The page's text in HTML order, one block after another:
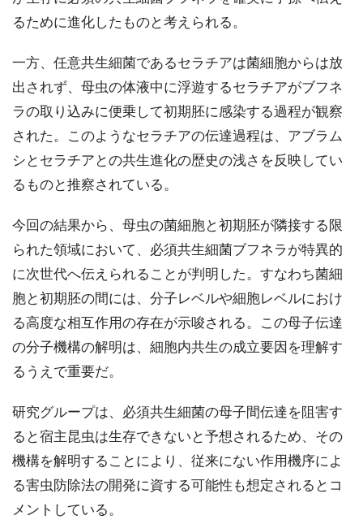
るために進化したものと考えられる。
一方、任意共生細菌であるセラチアは菌細胞からは放
出されず、母虫の体液中に浮遊するセラチアがブフネ
ラの取り込みに便乗して初期胚に感染する過程が観察
された。このようなセラチアの伝達過程は、アブラム
シとセラチアとの共生進化の歴史の浅さを反映してい
るものと推察されている。
今回の結果から、母虫の菌細胞と初期胚が隣接する限
られた領域において、必須共生細菌ブフネラが特異的
に次世代へ伝えられることが判明した。すなわち菌細
胞と初期胚の間には、分子レベルや細胞レベルにおけ
る高度な相互作用の存在が示唆される。この母子伝達
の分子機構の解明は、細胞内共生の成立要因を理解す
るうえで重要だ。
研究グループは、必須共生細菌の母子間伝達を阻害す
ると宿主昆虫は生存できないと予想されるため、その
機構を解明することにより、従来にない作用機序によ
る害虫防除法の開発に資する可能性も想定されるとコ
メントしている。